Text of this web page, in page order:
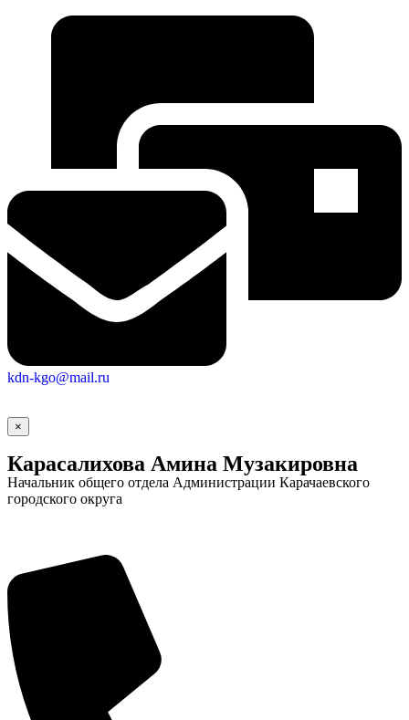
kdn-kgo@mail.ru
×
Карасалихова Амина Музакировна
Начальник общего отдела Администрации Карачаевского
городского округа